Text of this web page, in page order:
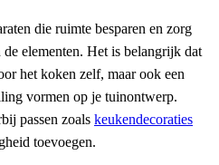
die ruimte besparen en zorg
elementen. Het is belangrijk dat
het koken zelf, maar ook een
vormen op je tuinontwerp.
passen zoals keukendecoraties
toevoegen.